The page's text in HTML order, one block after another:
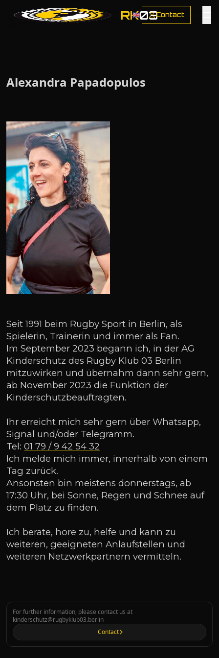
RK03
🇬🇧 Contact
Alexandra Papadopulos
Seit 1991 beim Rugby Sport in Berlin, als
Spielerin, Trainerin und immer als Fan.
Im September 2023 begann ich, in der AG
Kinderschutz des Rugby Klub 03 Berlin
mitzuwirken und übernahm dann sehr gern,
ab November 2023 die Funktion der
Kinderschutzbeauftragten.
Ihr erreicht mich sehr gern über Whatsapp,
Signal und/oder Telegramm.
Tel:01 79 / 9 42 54 32
Ich melde mich immer, innerhalb von einem
Tag zurück.
Ansonsten bin meistens donnerstags, ab
17:30 Uhr, bei Sonne, Regen und Schnee auf
dem Platz zu finden.
Ich berate, höre zu, helfe und kann zu
weiteren, geeigneten Anlaufstellen und
weiteren Netzwerkpartnern vermitteln.
For further information, please contact us at
kinderschutz@rugbyklub03.berlin
Contact